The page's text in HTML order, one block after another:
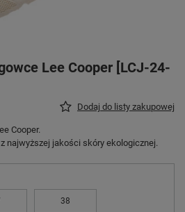
Lee Cooper [LCJ-24-
Dodaj do listy zakupowej
Cooper.
najwyższej jakości skóry ekologicznej.
38